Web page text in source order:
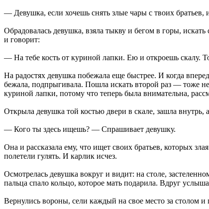
— Девушка, если хочешь снять злые чары с твоих братьев,
Обрадовалась девушка, взяла тыкву и бегом в горы,
и говорит:
— На тебе кость от куриной лапки. Ею и откроешь скалу.
На радостях девушка побежала еще быстрее. И когда
бежала, подпрыгивала. Пошла искать второй раз — тоже
куриной лапки, потому что теперь была внимательна,
Открыла девушка той костью двери в скале, зашла внутрь,
— Кого ты здесь ищешь? — Спрашивает девушку.
Она и рассказала ему, что ищет своих братьев, которых
полетели гулять. И карлик исчез.
Осмотрелась девушка вокруг и видит: на столе,
пальца спало кольцо, которое мать подарила. Вдруг
Вернулись вороны, сели каждый на свое место за столом и